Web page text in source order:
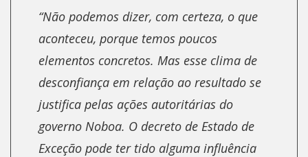
“Não podemos dizer, com certeza, o que
aconteceu, porque temos poucos
elementos concretos. Mas esse clima de
desconfiança em relação ao resultado se
justifica pelas ações autoritárias do
governo Noboa. O decreto de Estado de
Exceção pode ter tido alguma influência